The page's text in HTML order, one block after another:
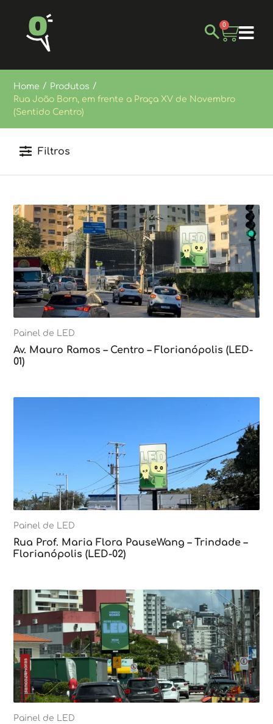
0
Home / Produtos /
Rua João Born, em frente a Praça XV de Novembro
(Sentido Centro)
Filtros
Painel de LED
Av. Mauro Ramos – Centro – Florianópolis (LED-
01)
Painel de LED
Rua Prof. Maria Flora PauseWang – Trindade –
Florianópolis (LED-02)
Painel de LED